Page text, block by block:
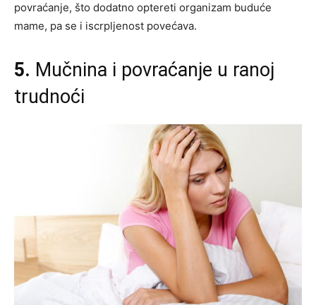
povraćanje, što dodatno optereti organizam buduće
mame, pa se i iscrpljenost povećava.
5. Mučnina i povraćanje u ranoj
trudnoći